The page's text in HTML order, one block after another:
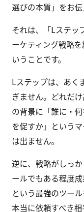
選びの本質」をお伝
それは、「Lステッ
ーケティング戦略
いうことです。
Lステップは、あく
ぎません。どれだ
の背景に「誰に・
を促すか」という
は出ません。
逆に、戦略がしっ
ールでもある程度
という最強のツー
本当に依頼すべき相